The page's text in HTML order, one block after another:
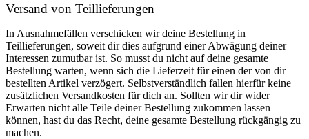
Versand von Teillieferungen
In Ausnahmefällen verschicken wir deine Bestellung in
Teillieferungen, soweit dir dies aufgrund einer Abwägung deiner
Interessen zumutbar ist. So musst du nicht auf deine gesamte
Bestellung warten, wenn sich die Lieferzeit für einen der von dir
bestellten Artikel verzögert. Selbstverständlich fallen hierfür keine
zusätzlichen Versandkosten für dich an. Sollten wir dir wider
Erwarten nicht alle Teile deiner Bestellung zukommen lassen
können, hast du das Recht, deine gesamte Bestellung rückgängig zu
machen.